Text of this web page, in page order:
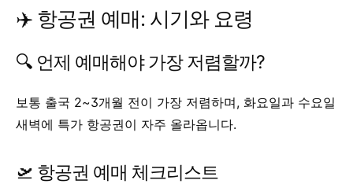
✈️ 항공권 예매: 시기와 요령
🔍 언제 예매해야 가장 저렴할까?
보통 출국 2~3개월 전이 가장 저렴하며, 화요일과 수요일
새벽에 특가 항공권이 자주 올라옵니다.
🛫 항공권 예매 체크리스트